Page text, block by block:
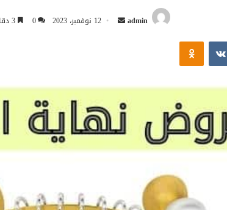
admin
أرسل 12 نوفمبر، 2023 0
Odnoklassniki